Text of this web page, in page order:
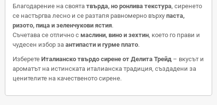
Благодарение на своята твърда, но ронлива текстура, сиренето
се настъргва лесно и се разтапя равномерно върху паста,
ризото, пица и зеленчукови ястия.
Съчетава се отлично с маслини, вино и зехтин, което го прави и
чудесен избор за антипасти и гурме плато.
Изберете Италианско твърдо сирене от Делита Трейд – вкусът и
ароматът на истинската италианска традиция, създадени за
ценителите на качественото сирене.